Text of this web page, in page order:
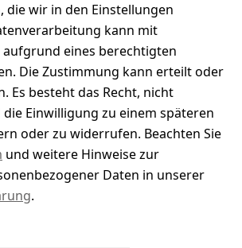
( 0 )
( 0 )
( 0 )
( 0 )
( 0 )
eine Bewertung für diesen
die wir in den Einstellungen
kann mit
eines berechtigten
Die Zustimmung kann erteilt oder
Es besteht das Recht, nicht
Einwilligung zu einem späteren
oder zu widerrufen. Beachten Sie
und weitere Hinweise zur
Daten in unserer
.